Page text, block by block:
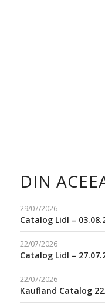
DIN
29/07/2026
Catalog Lidl –
22/07/2026
Catalog Lidl –
22/07/2026
Kaufland Catalog